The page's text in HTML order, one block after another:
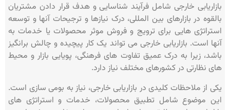
بازاریابی خارجی شامل فرآیند شناسایی و هدف قرار دادن مشتریان
بالقوه در بازارهای بین المللی، درک نیازها و ترجیحات آنها و توسعه
استراتژی هایی برای ترویج و فروش موثر محصولات یا خدمات به
آنها است. بازاریابی خارجی می تواند یک کار پیچیده و چالش برانگیز
باشد، زیرا به درک عمیق تفاوت های فرهنگی، پویایی بازار و محیط
های نظارتی در کشورهای مختلف نیاز دارد.
یکی از ملاحظات کلیدی در بازاریابی خارجی، نیاز به بومی سازی است.
این موضوع شامل تطبیق محصولات، خدمات و استراتژی های